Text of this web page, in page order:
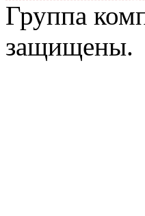
Группа
защищены.